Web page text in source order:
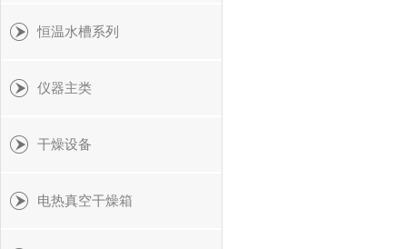
恒温水槽系列
仪器主类
干燥设备
电热真空干燥箱